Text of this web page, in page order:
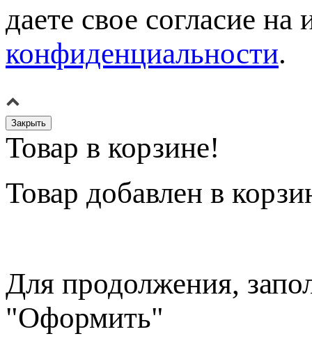
даете свое согласие
конфиденциальности.
Закрыть
Товар в корзине!
Товар добавлен в
Для продолжения,
"Оформить"